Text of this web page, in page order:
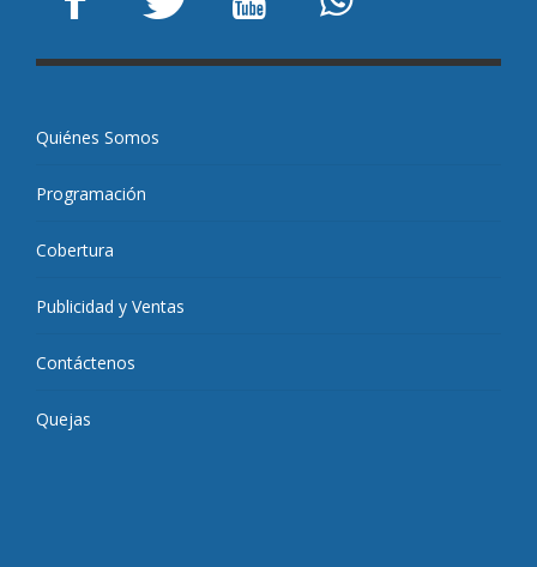
Quiénes Somos
Programación
Cobertura
Publicidad y Ventas
Contáctenos
Quejas